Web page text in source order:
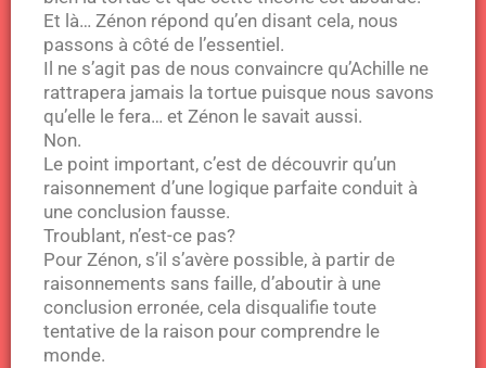
Et là… Zénon répond qu’en disant cela, nous
passons à côté de l’essentiel.
Il ne s’agit pas de nous convaincre qu’Achille ne
rattrapera jamais la tortue puisque nous savons
qu’elle le fera… et Zénon le savait aussi.
Non.
Le point important, c’est de découvrir qu’un
raisonnement d’une logique parfaite conduit à
une conclusion fausse.
Troublant, n’est-ce pas?
Pour Zénon, s’il s’avère possible, à partir de
raisonnements sans faille, d’aboutir à une
conclusion erronée, cela disqualifie toute
tentative de la raison pour comprendre le
monde.